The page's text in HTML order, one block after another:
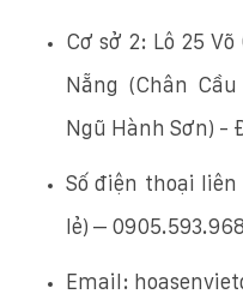
Cơ sở 2: Lô 25
Nẵng (Chân
Ngũ Hành Sơn) -
​Số điện thoại
lẻ) –
Email: